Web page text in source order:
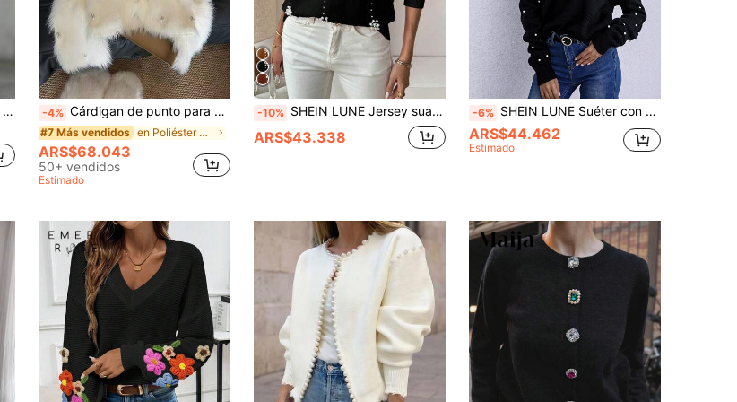
-4% Cárdigan de punto para mujer, elegante mezcla de cachemira unicolor con decoración de perlas acanaladas, uso diario, otoño/invierno blanco otoño
#7 Más vendidos en Poliéster Cárdigans de mujer
ARS$68.043
50+ vendidos
Estimado
-10% SHEIN LUNE Jersey suave casual de mujer con perlas, jersey de punto de manga larga para otoño e invierno
ARS$43.338
-6% SHEIN LUNE Suéter con hombros caídos y cuentas de perlas falsas, parte superior de punto de manga larga, jersey de punto para otoño e invierno
ARS$44.462
Estimado